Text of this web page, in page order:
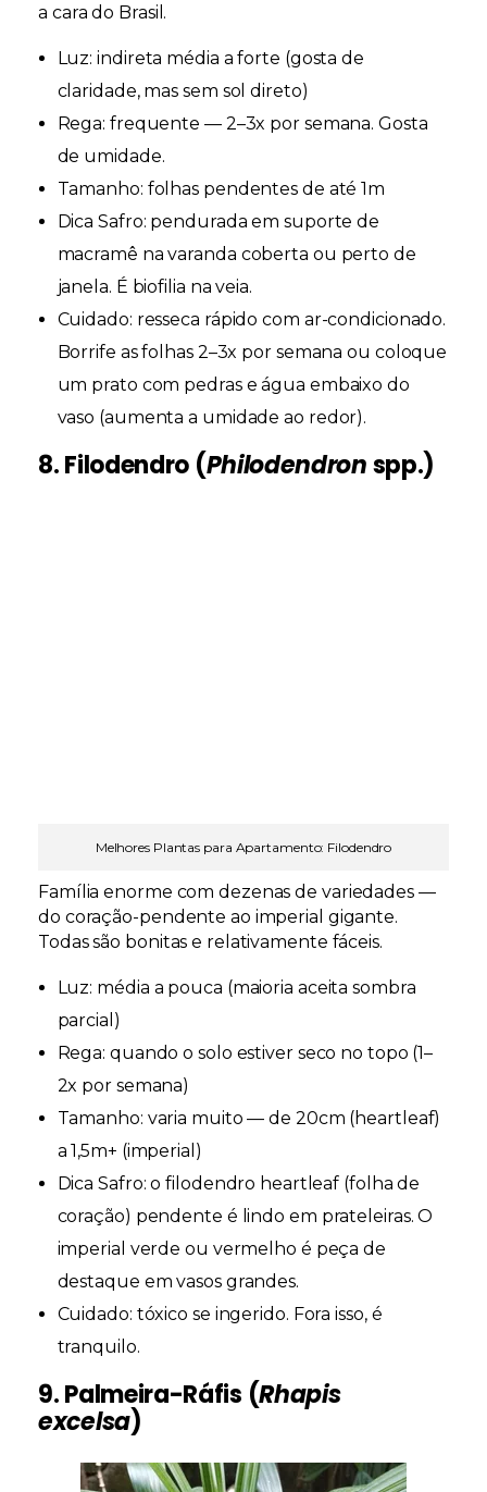
a cara do Brasil.
Luz: indireta média a forte (gosta de
claridade, mas sem sol direto)
Rega: frequente — 2–3x por semana. Gosta
de umidade.
Tamanho: folhas pendentes de até 1m
Dica Safro: pendurada em suporte de
macramê na varanda coberta ou perto de
janela. É biofilia na veia.
Cuidado: resseca rápido com ar-condicionado.
Borrife as folhas 2–3x por semana ou coloque
um prato com pedras e água embaixo do
vaso (aumenta a umidade ao redor).
8. Filodendro (Philodendronspp.)
Melhores Plantas para Apartamento: Filodendro
Família enorme com dezenas de variedades —
do coração-pendente ao imperial gigante.
Todas são bonitas e relativamente fáceis.
Luz: média a pouca (maioria aceita sombra
parcial)
Rega: quando o solo estiver seco no topo (1–
2x por semana)
Tamanho: varia muito — de 20cm (heartleaf)
a 1,5m+ (imperial)
Dica Safro: o filodendro heartleaf (folha de
coração) pendente é lindo em prateleiras. O
imperial verde ou vermelho é peça de
destaque em vasos grandes.
Cuidado: tóxico se ingerido. Fora isso, é
tranquilo.
9. Palmeira-Ráfis (Rhapis
excelsa)